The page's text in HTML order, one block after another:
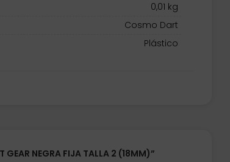
0,01 kg
Cosmo Dart
Plástico
GEAR NEGRA FIJA TALLA 2 (18MM)”